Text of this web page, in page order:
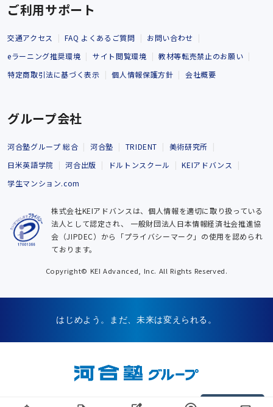
ご利用サポート
交通アクセス FAQ よくあるご質問
お問い合わせ
eラーニング推奨環境
サイト閲覧環境
教材等転売禁止のお願い
特定商取引法に基づく表示
個人情報保護方針 会社概要
グループ会社
河合塾グループ 総合 河合塾 TRIDENT
美術研究所
日米英語学院
河合出版 ドルトンスクール
KEIアドバンス
学生マンション.com
株式会社KEIアドバンスは、個人情報を適切に取り扱っている
法人として認定され、 一般財団法人日本情報経済社会推進協
会（JIPDEC）から「プライバシーマーク」の使用を認められ
ております。
Copyright© KEI Advanced, Inc. All Rights Reserved.
はじめよう。まだ、未来は変えられる。